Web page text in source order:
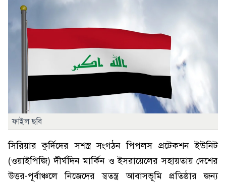
ফাইল ছবি
সিরিয়ার কুর্দিদের সশস্ত্র সংগঠন পিপলস প্রটেকশন ইউনিট
(ওয়াইপিজি) দীর্ঘদিন মার্কিন ও ইসরায়েলের সহায়তায় দেশের
উত্তর-পূর্বাঞ্চলে নিজেদের স্বতন্ত্র আবাসভূমি প্রতিষ্ঠার জন্য